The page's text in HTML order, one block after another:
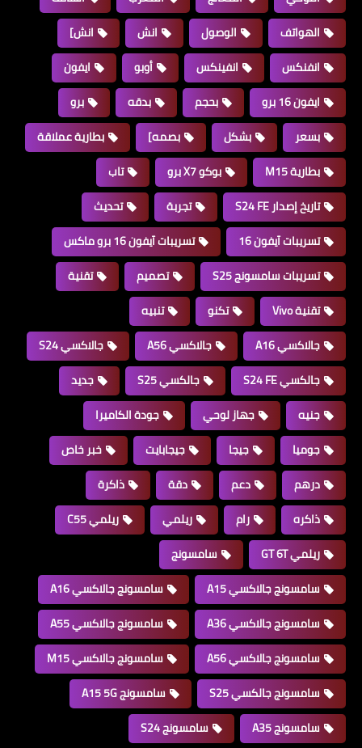
الهواتف
الوصول انش
انش]
انفنكس
انفينكس أوبو
ايفون
ايفون 16 برو
بحجم بدقه
برو
بسعر
بشكل بصمه]
بطارية عملاقة
بطارية M15
بوكو X7 برو
تاب
تاريخ إصدار S24 FE
تجربة
تحديث
تسريبات آيفون 16
تسريبات آيفون 16 برو ماكس
تسريبات سامسونج S25
تصميم
تقنية
تقنية Vivo
تكنو
تنبيه
جالاكسي A16
جالاكسي A56
جالاكسي S24
جالكسي S24 FE
جالكسي S25
جديد
جنيه
جهاز لوحي
جودة الكاميرا
جوميا
جيجا جيجابايت
خبر خاص
درهم
دعم دقة
ذاكرة
ذاكره
رام ريلمي
ريلمي C55
ريلمي GT 6T
سامسونج
سامسونج جالاكسي A15
سامسونج جالاكسي A16
سامسونج جالاكسي A36
سامسونج جالاكسي A55
سامسونج جالاكسي A56
سامسونج جالاكسي M15
سامسونج جالكسي S25
سامسونج A15 5G
سامسونج A35
سامسونج S24